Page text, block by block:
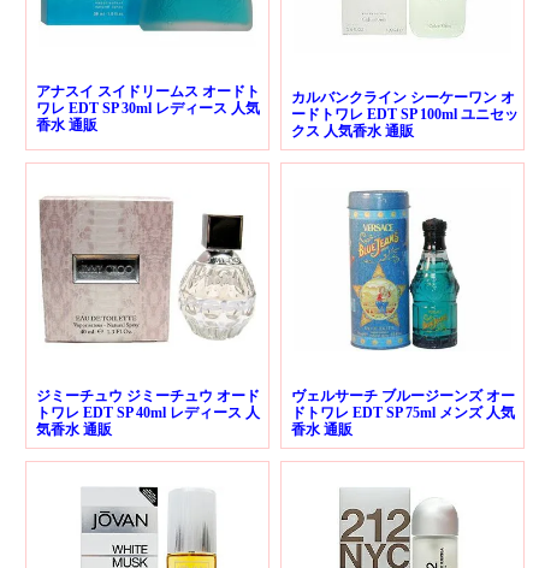
アナスイ スイドリームス オードト
ワレ EDT SP 30ml レディース 人気
香水 通販
カルバンクライン シーケーワン オ
ードトワレ EDT SP 100ml ユニセッ
クス 人気香水 通販
ジミーチュウ ジミーチュウ オード
トワレ EDT SP 40ml レディース 人
気香水 通販
ヴェルサーチ ブルージーンズ オー
ドトワレ EDT SP 75ml メンズ 人気
香水 通販